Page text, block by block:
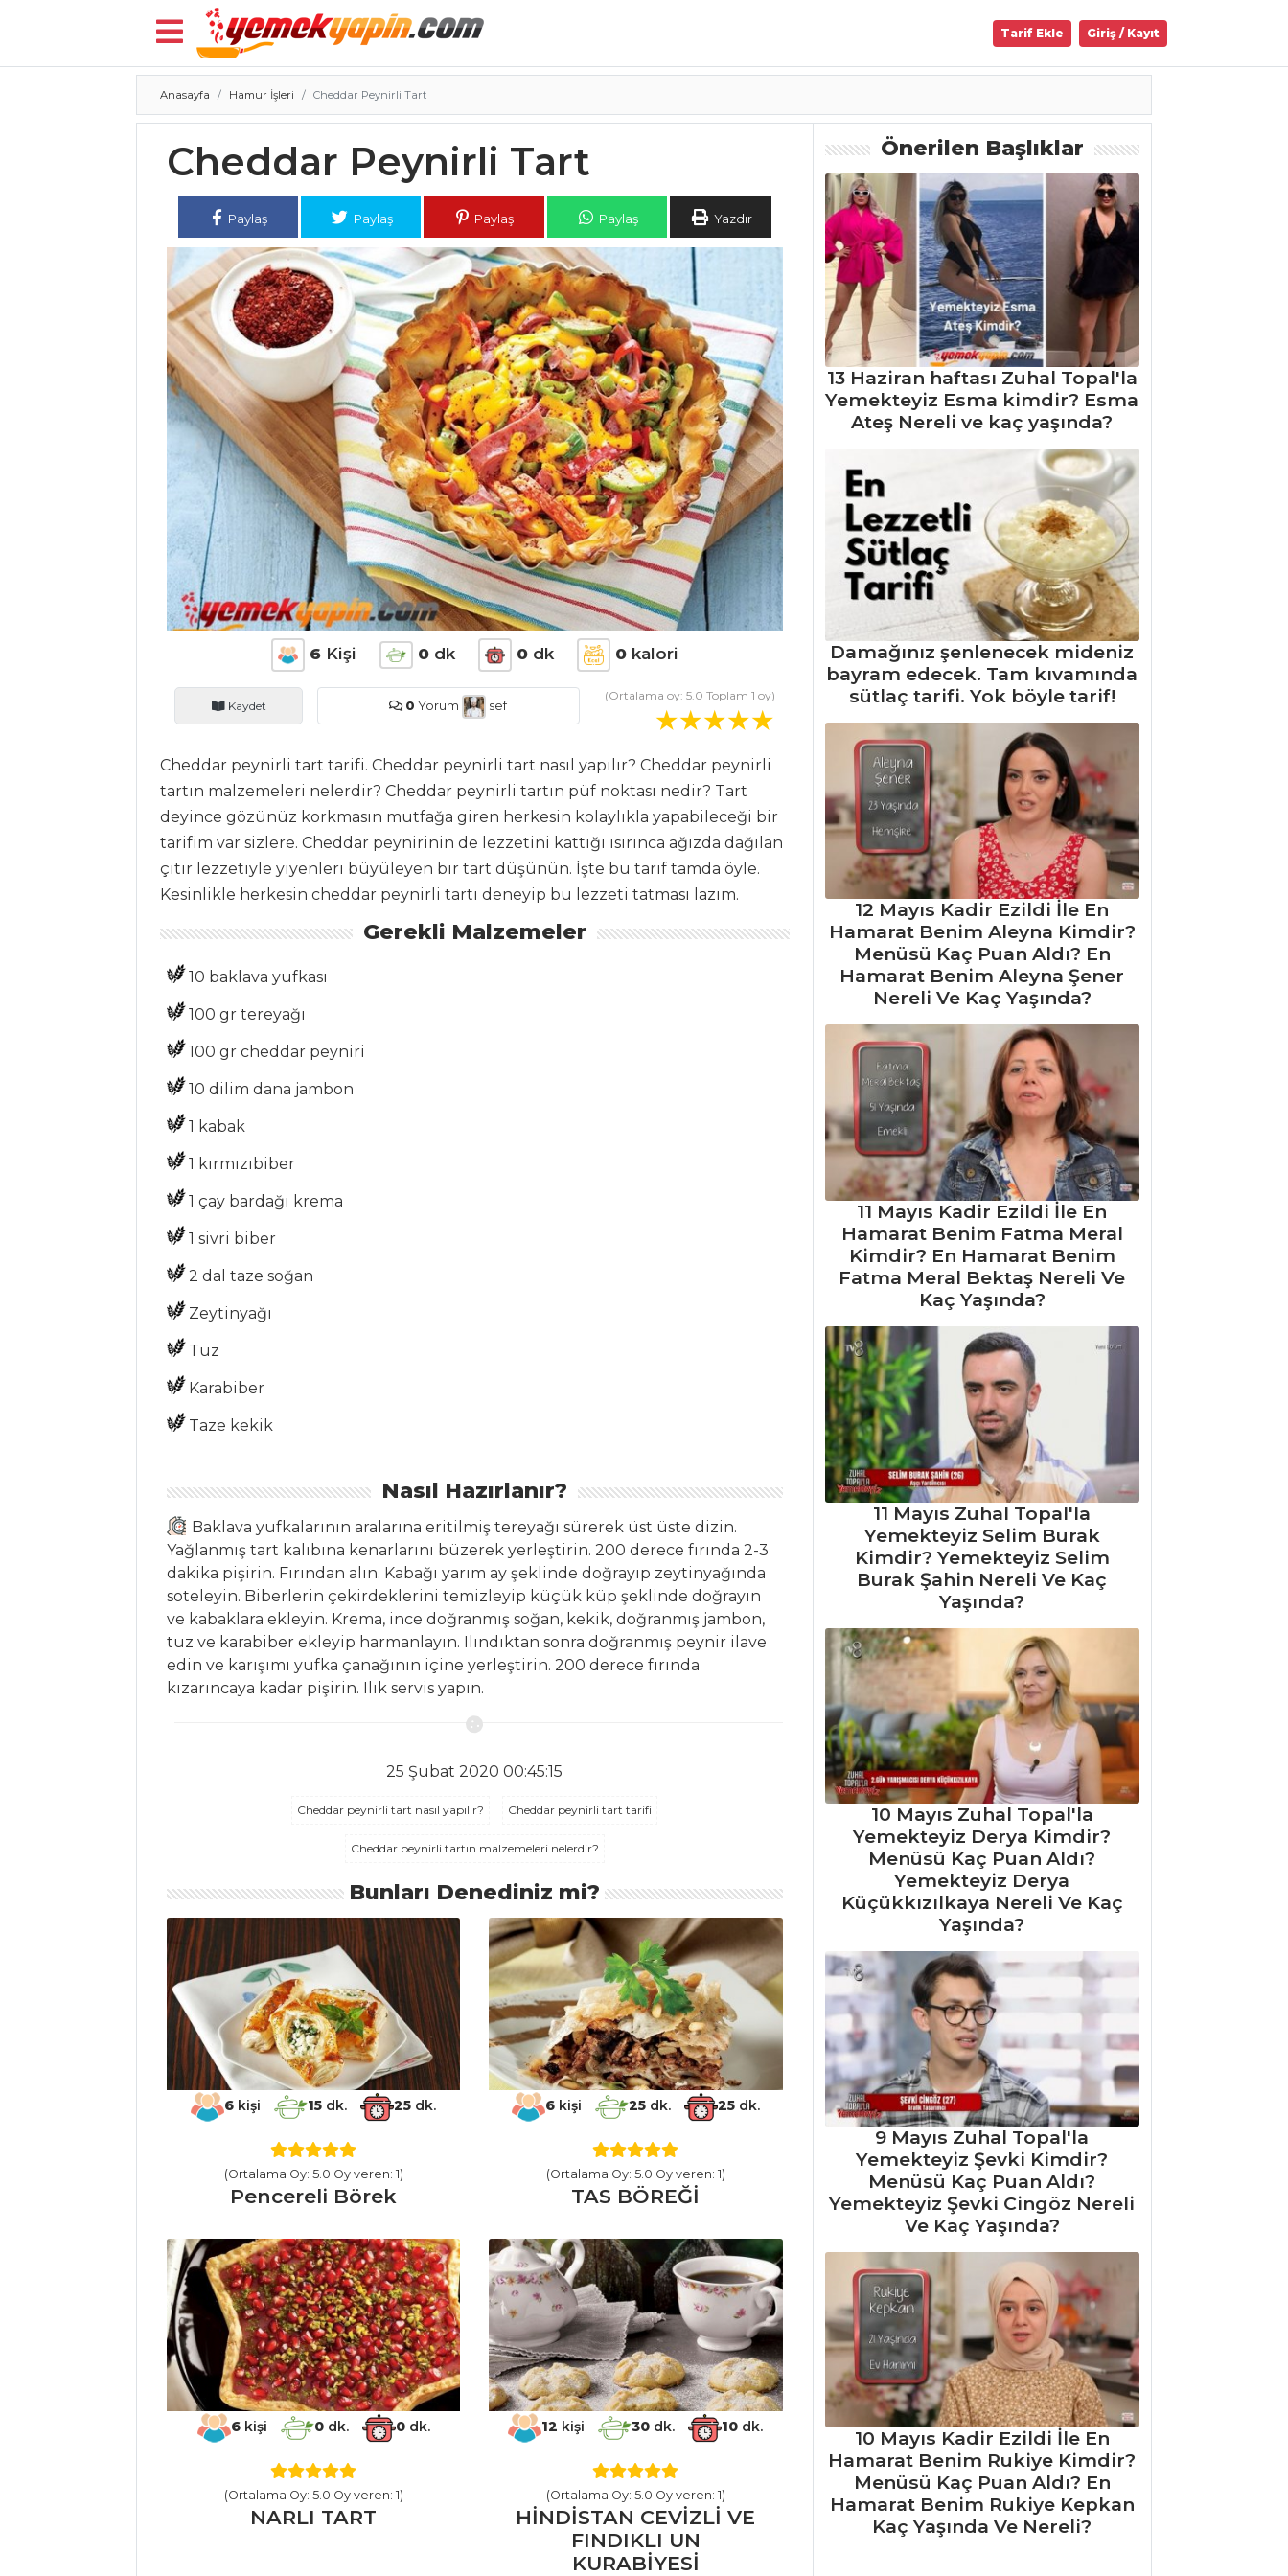
Kategoriler
FISTIKLI PİLAV
ÜZERİNDE ÇOBAN
PATATESLİ PİLAV
Pilav ve Makarna
ET YEMEKLERI
Et Yemekleri Tüm
Safran Şerbeti
Naneli Limon
En lezzetli köri
soslu tavuk nasıl
Mişöriz (Arnavut
Pilavı) tarifi ve püf
Zeytinyağlı Lahana
Soğanlı Patates
VİŞNELİ YAPRAK
Tarif Ekle Giriş / Kayıt
Anasayfa Hamur İşleri Cheddar Peynirli Tart
Cheddar Peynirli Tart
Paylaş Paylaş Paylaş Paylaş Yazdır
6Kişi 0dk 0dk 0kalori
Kaydet 0 Yorum sef
(Ortalama oy: 5.0 Toplam 1 oy)
Cheddar peynirli tart tarifi. Cheddar peynirli tart nasıl yapılır? Cheddar peynirli
tartın malzemeleri nelerdir? Cheddar peynirli tartın püf noktası nedir? Tart
deyince gözünüz korkmasın mutfağa giren herkesin kolaylıkla yapabileceği bir
tarifim var sizlere. Cheddar peynirinin de lezzetini kattığı ısırınca ağızda dağılan
çıtır lezzetiyle yiyenleri büyüleyen bir tart düşünün. İşte bu tarif tamda öyle.
Kesinlikle herkesin cheddar peynirli tartı deneyip bu lezzeti tatması lazım.
Gerekli Malzemeler
10 baklava yufkası
100 gr tereyağı
100 gr cheddar peyniri
10 dilim dana jambon
1 kabak
1 kırmızıbiber
1 çay bardağı krema
1 sivri biber
2 dal taze soğan
Zeytinyağı
Tuz
Karabiber
Taze kekik
Nasıl Hazırlanır?
Baklava yufkalarının aralarına eritilmiş tereyağı sürerek üst üste dizin.
Yağlanmış tart kalıbına kenarlarını büzerek yerleştirin. 200 derece fırında 2-3
dakika pişirin. Fırından alın. Kabağı yarım ay şeklinde doğrayıp zeytinyağında
soteleyin. Biberlerin çekirdeklerini temizleyip küçük küp şeklinde doğrayın
ve kabaklara ekleyin. Krema, ince doğranmış soğan, kekik, doğranmış jambon,
tuz ve karabiber ekleyip harmanlayın. Ilındıktan sonra doğranmış peynir ilave
edin ve karışımı yufka çanağının içine yerleştirin. 200 derece fırında
kızarıncaya kadar pişirin. Ilık servis yapın.
25 Şubat 2020 00:45:15
Cheddar peynirli tart nasıl yapılır? Cheddar peynirli tart tarifi
Cheddar peynirli tartın malzemeleri nelerdir?
Bunları Denediniz mi?
6 kişi 15 dk. 25 dk.
(Ortalama Oy: 5.0 Oy veren: 1)
Pencereli Börek
6kişi 25dk. 25dk.
(Ortalama Oy: 5.0 Oy veren: 1)
TAS BÖREĞİ
6kişi 0dk. 0dk.
(Ortalama Oy: 5.0 Oy veren: 1)
NARLI TART
12 kişi 30 dk. 10 dk.
(Ortalama Oy: 5.0 Oy veren: 1)
HİNDİSTAN CEVİZLİ VE
FINDIKLI UN
KURABİYESİ
Önerilen Başlıklar
13 Haziran haftası Zuhal Topal'la
Yemekteyiz Esma kimdir? Esma
Ateş Nereli ve kaç yaşında?
Damağınız şenlenecek mideniz
bayram edecek. Tam kıvamında
sütlaç tarifi. Yok böyle tarif!
12 Mayıs Kadir Ezildi İle En
Hamarat Benim Aleyna Kimdir?
Menüsü Kaç Puan Aldı? En
Hamarat Benim Aleyna Şener
Nereli Ve Kaç Yaşında?
11 Mayıs Kadir Ezildi İle En
Hamarat Benim Fatma Meral
Kimdir? En Hamarat Benim
Fatma Meral Bektaş Nereli Ve
Kaç Yaşında?
11 Mayıs Zuhal Topal'la
Yemekteyiz Selim Burak
Kimdir? Yemekteyiz Selim
Burak Şahin Nereli Ve Kaç
Yaşında?
10 Mayıs Zuhal Topal'la
Yemekteyiz Derya Kimdir?
Menüsü Kaç Puan Aldı?
Yemekteyiz Derya
Küçükkızılkaya Nereli Ve Kaç
Yaşında?
9 Mayıs Zuhal Topal'la
Yemekteyiz Şevki Kimdir?
Menüsü Kaç Puan Aldı?
Yemekteyiz Şevki Cingöz Nereli
Ve Kaç Yaşında?
10 Mayıs Kadir Ezildi İle En
Hamarat Benim Rukiye Kimdir?
Menüsü Kaç Puan Aldı? En
Hamarat Benim Rukiye Kepkan
Kaç Yaşında Ve Nereli?